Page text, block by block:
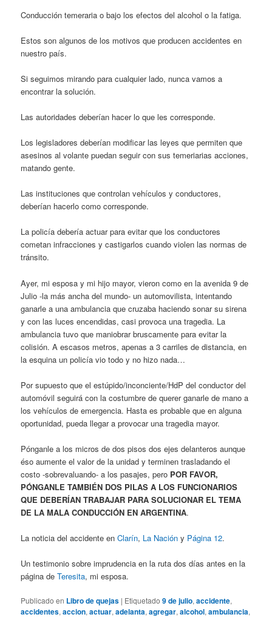
Conducción temeraria o bajo los efectos del alcohol o la fatiga.
Estos son algunos de los motivos que producen accidentes en
nuestro país.
Si seguimos mirando para cualquier lado, nunca vamos a
encontrar la solución.
Las autoridades deberían hacer lo que les corresponde.
Los legisladores deberían modificar las leyes que permiten que
asesinos al volante puedan seguir con sus temeriarias acciones,
matando gente.
Las instituciones que controlan vehículos y conductores,
deberían hacerlo como corresponde.
La policía debería actuar para evitar que los conductores
cometan infracciones y castigarlos cuando violen las normas de
tránsito.
Ayer, mi esposa y mi hijo mayor, vieron como en la avenida 9 de
Julio -la más ancha del mundo- un automovilista, intentando
ganarle a una ambulancia que cruzaba haciendo sonar su sirena
y con las luces encendidas, casi provoca una tragedia. La
ambulancia tuvo que maniobrar bruscamente para evitar la
colisión. A escasos metros, apenas a 3 carriles de distancia, en
la esquina un policía vio todo y no hizo nada…
Por supuesto que el estúpido/inconciente/HdP del conductor del
automóvil seguirá con la costumbre de querer ganarle de mano a
los vehículos de emergencia. Hasta es probable que en alguna
oportunidad, pueda llegar a provocar una tragedia mayor.
Pónganle a los micros de dos pisos dos ejes delanteros aunque
éso aumente el valor de la unidad y terminen trasladando el
costo -sobrevaluando- a los pasajes, pero POR FAVOR,
PÓNGANLE TAMBIÉN DOS PILAS A LOS FUNCIONARIOS
QUE DEBERÍAN TRABAJAR PARA SOLUCIONAR EL TEMA
DE LA MALA CONDUCCIÓN EN ARGENTINA.
La noticia del accidente enClarín, La Nación y Página 12.
Un testimonio sobre imprudencia en la ruta dos días antes en la
página deTeresita, mi esposa.
Publicado en Libro de quejas | Etiquetado 9 de julio,accidente,
accidentes,accion,actuar,adelanta,agregar,alcohol,ambulancia,